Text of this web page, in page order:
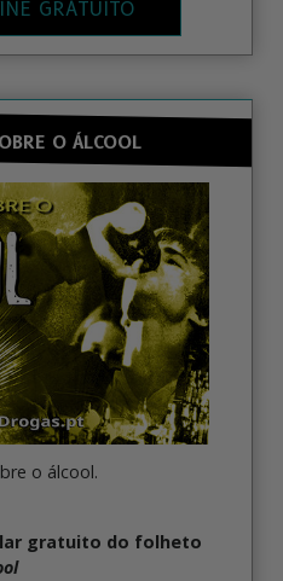
GRATUITO
O ÁLCOOL
o álcool.
gratuito do folheto